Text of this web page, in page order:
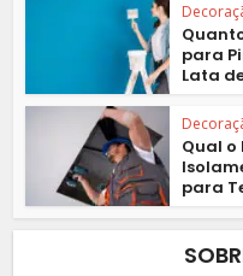
para
Lata
Qual o
para